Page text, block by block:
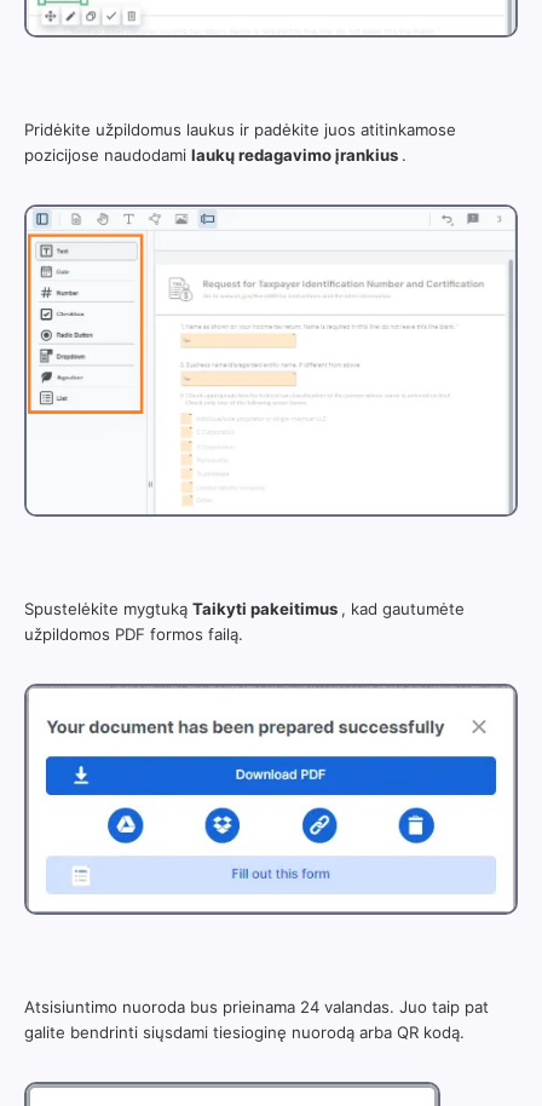
Pridėkite užpildomus laukus ir padėkite juos atitinkamose
pozicijose naudodami laukų redagavimo įrankius .
Spustelėkite mygtuką Taikyti pakeitimus , kad gautumėte
užpildomos PDF formos failą.
Atsisiuntimo nuoroda bus prieinama 24 valandas. Juo taip pat
galite bendrinti siųsdami tiesioginę nuorodą arba QR kodą.